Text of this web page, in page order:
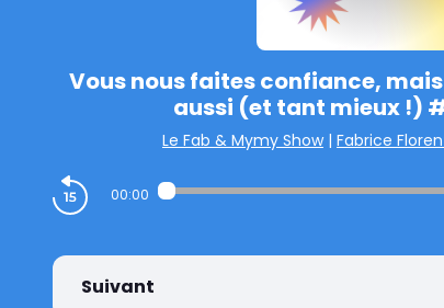
Vous nous faites confiance,
aussi (et tant mieux !)
Le Fab & Mymy Show | Fabrice
00:00
Suivant